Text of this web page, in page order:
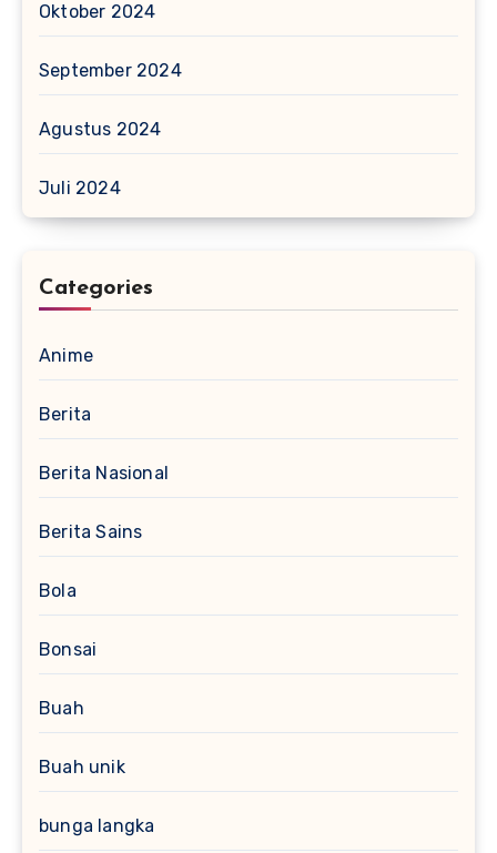
Oktober 2024
September 2024
Agustus 2024
Juli 2024
Categories
Anime
Berita
Berita Nasional
Berita Sains
Bola
Bonsai
Buah
Buah unik
bunga langka